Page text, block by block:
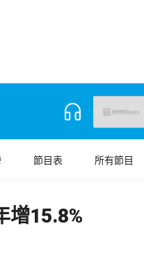
節目表 所有節目
增15.8%